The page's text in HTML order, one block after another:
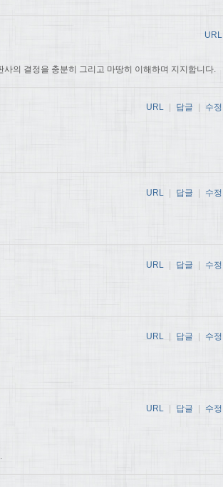
의 결정을 충분히 그리고 마땅히 이해하며 지지합니다.
URL
URL 답글 수정
URL | 답글 | 수정
URL | 답글 | 수정
URL 답글 수정
URL 답글 수정